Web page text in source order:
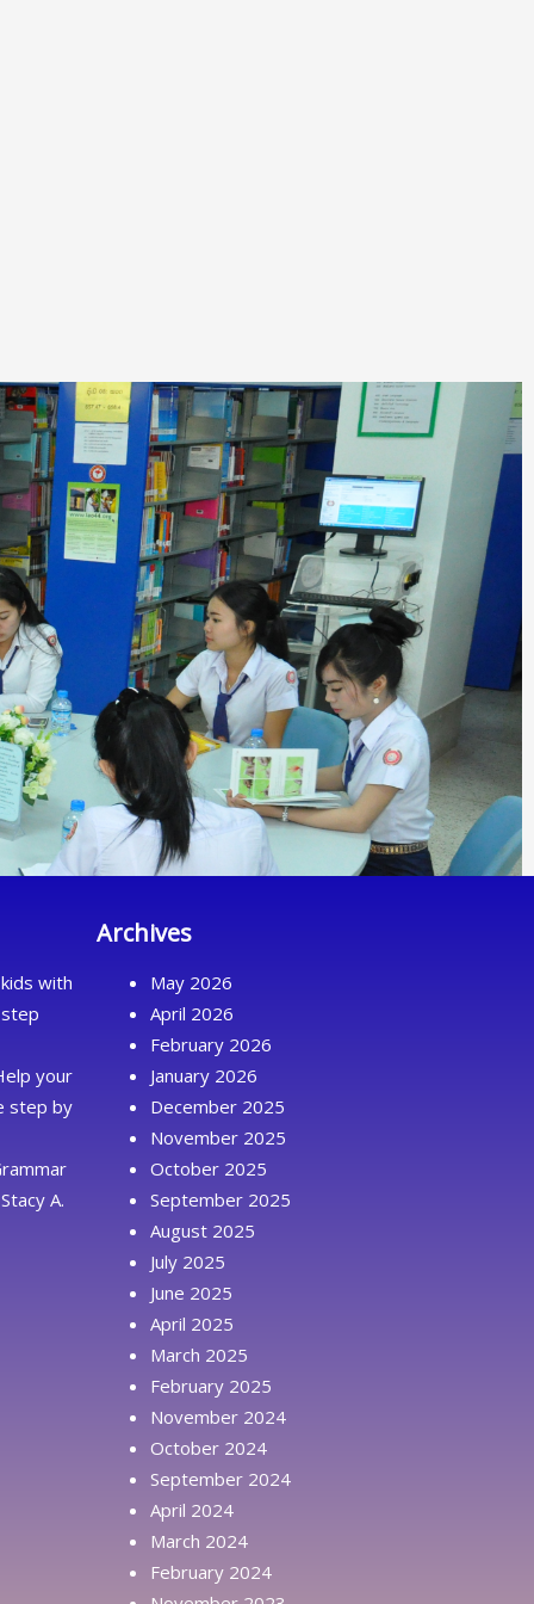
with
your
step by
A.
Archives
May 2026
April 2026
February 2026
January 2026
December 2025
November 2025
October 2025
September 2025
August 2025
July 2025
June 2025
April 2025
March 2025
February 2025
November 2024
October 2024
September 2024
April 2024
March 2024
February 2024